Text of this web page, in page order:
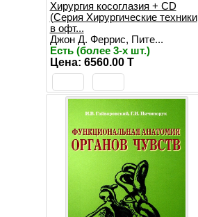
Хирургия косоглазия + CD
(Серия Хирургические техники
в офт...
Джон Д. Феррис, Пите...
Есть (более 3-х шт.)
Цена: 6560.00 T